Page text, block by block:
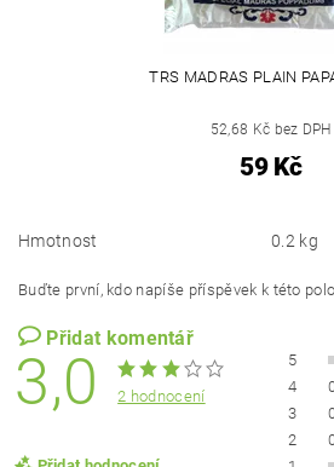
TRS MADRAS PLAIN
52,68 Kč bez DPH
59 Kč
Hmotnost 0.2 kg
Buďte první, kdo napíše příspěvek k této
Přidat komentář
3,0 2 hodnocení
5
4
3
2